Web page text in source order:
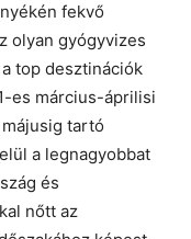
fekvő
olyan gyógyvizes
top desztinációk
es március-áprilisi
tartó
a legnagyobbat
és
nőtt az